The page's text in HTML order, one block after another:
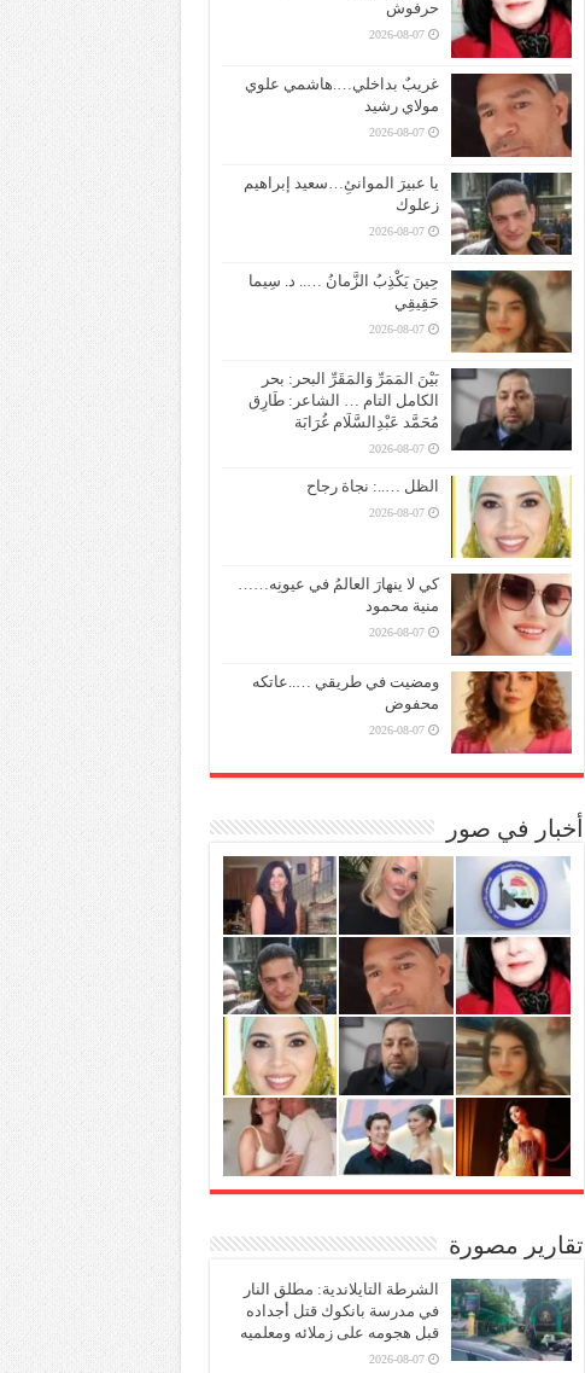
حرفوش
2026-08-07
غريبٌ بداخلي….هاشمي علوي
مولاي رشيد
2026-08-07
يا عبيرَ الموانئِ…سعيد إبراهيم
زعلوك
2026-08-07
حِينَ يَكْذِبُ الزَّمانُ ….. د. سِيما
حَقِيقِي
2026-08-07
بَيْنَ المَمَرِّ وَالمَقَرِّ البحر: بحر
الكامل التام … الشاعر: طَارِق
مُحَمَّد عَبْدِالسَّلَام غُرَابَة
2026-08-07
الظل …..: نجاة رجاح
2026-08-07
كي لا ينهارَ العالمُ في عيونِه……
منية محمود
2026-08-07
ومضيت في طريقي …..عاتكه
محفوض
2026-08-07
أخبار في صور
تقارير مصورة
الشرطة التايلاندية: مطلق النار
في مدرسة بانكوك قتل أجداده
قبل هجومه على زملائه ومعلميه
2026-08-07